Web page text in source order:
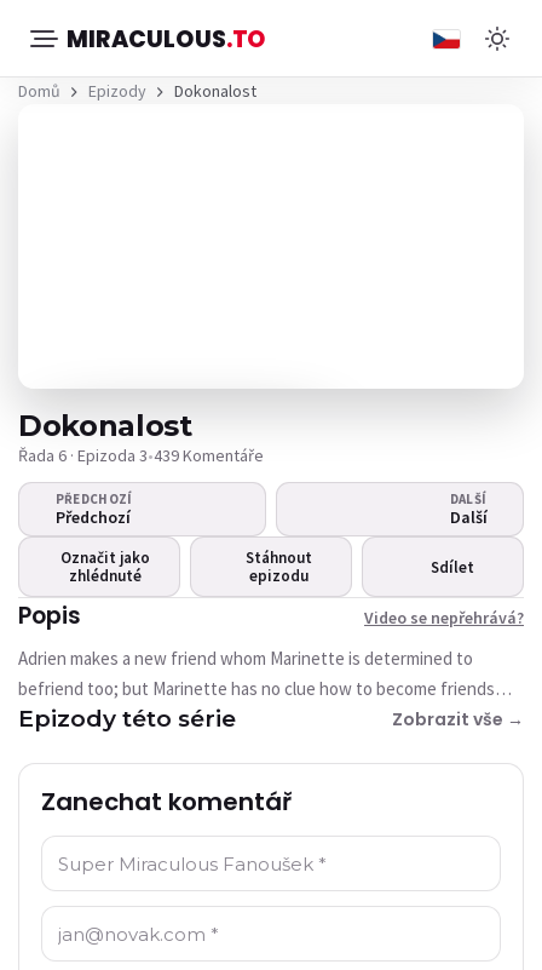
MIRACULOUS.TO
Domů Epizody Dokonalost
Video se nepřehrává?
Toto video není aktuálně
Dokonalost
Řada 6 · Epizoda 3•439 Komentáře
PŘEDCHOZÍ
Předchozí
DALŠÍ
Další
Označit jako
zhlédnuté
Stáhnout
epizodu
Sdílet
Popis Video se nepřehrává?
Adrien makes a new friend whom Marinette is determined to
befriend too; but Marinette has no clue how to become friends
with someone who doesn't need to be helped.
Epizody této série Zobrazit vše →
Zanechat komentář
Jméno: *
E-mail: *